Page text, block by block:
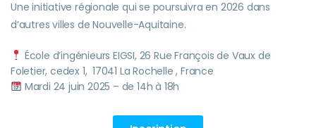
Une initiative régionale qui se poursuivra en 2026 dans
d’autres villes de Nouvelle-Aquitaine.
École d’ingénieurs EIGSI, 26 Rue François de Vaux de
Foletier, cedex 1, 17041 La Rochelle , France
Mardi 24 juin 2025 – de 14h à 18h